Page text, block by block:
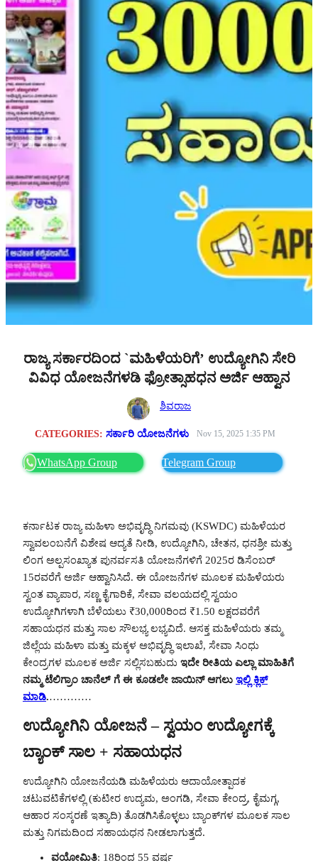
ರಾಜ್ಯ ಸರ್ಕಾರದಿಂದ `ಮಹಿಳೆಯರಿಗೆ’ ಉದ್ಯೋಗಿನಿ ಸೇರಿ
ವಿವಿಧ ಯೋಜನೆಗಳಡಿ ಫ್ರೋತ್ಸಾಹಧನ ಅರ್ಜಿ ಆಹ್ವಾನ
ಶಿವರಾಜ
CATEGORIES:ಸರ್ಕಾರಿ ಯೋಜನೆಗಳು Nov 15, 2025 1:35 PM
WhatsApp Group Telegram Group
ಕರ್ನಾಟಕ ರಾಜ್ಯ ಮಹಿಳಾ ಅಭಿವೃದ್ಧಿ ನಿಗಮವು (KSWDC) ಮಹಿಳೆಯರ
ಸ್ವಾವಲಂಬನೆಗೆ ವಿಶೇಷ ಆದ್ಯತೆ ನೀಡಿ, ಉದ್ಯೋಗಿನಿ, ಚೇತನ, ಧನಶ್ರೀ ಮತ್ತು
ಲಿಂಗ ಅಲ್ಪಸಂಖ್ಯಾತ ಪುನರ್ವಸತಿ ಯೋಜನೆಗಳಿಗೆ 2025ರ ಡಿಸೆಂಬರ್
15ರವರೆಗೆ ಅರ್ಜಿ ಆಹ್ವಾನಿಸಿದೆ. ಈ ಯೋಜನೆಗಳ ಮೂಲಕ ಮಹಿಳೆಯರು
ಸ್ವಂತ ವ್ಯಾಪಾರ, ಸಣ್ಣ ಕೈಗಾರಿಕೆ, ಸೇವಾ ವಲಯದಲ್ಲಿ ಸ್ವಯಂ
ಉದ್ಯೋಗಿಗಳಾಗಿ ಬೆಳೆಯಲು ₹30,000ರಿಂದ ₹1.50 ಲಕ್ಷದವರೆಗೆ
ಸಹಾಯಧನ ಮತ್ತು ಸಾಲ ಸೌಲಭ್ಯ ಲಭ್ಯವಿದೆ. ಆಸಕ್ತ ಮಹಿಳೆಯರು ತಮ್ಮ
ಜಿಲ್ಲೆಯ ಮಹಿಳಾ ಮತ್ತು ಮಕ್ಕಳ ಅಭಿವೃದ್ಧಿ ಇಲಾಖೆ, ಸೇವಾ ಸಿಂಧು
ಕೇಂದ್ರಗಳ ಮೂಲಕ ಅರ್ಜಿ ಸಲ್ಲಿಸಬಹುದು ಇದೇ ರೀತಿಯ ಎಲ್ಲಾ ಮಾಹಿತಿಗೆ
ನಮ್ಮ ಟೆಲಿಗ್ರಾಂ ಚಾನೆಲ್ ಗೆ ಈ ಕೂಡಲೇ ಜಾಯಿನ್ ಆಗಲು ಇಲ್ಲಿ ಕ್ಲಿಕ್
ಮಾಡಿ.…………
ಉದ್ಯೋಗಿನಿ ಯೋಜನೆ – ಸ್ವಯಂ ಉದ್ಯೋಗಕ್ಕೆ
ಬ್ಯಾಂಕ್ ಸಾಲ + ಸಹಾಯಧನ
ಉದ್ಯೋಗಿನಿ ಯೋಜನೆಯಡಿ ಮಹಿಳೆಯರು ಆದಾಯೋತ್ಪಾದಕ
ಚಟುವಟಿಕೆಗಳಲ್ಲಿ (ಕುಟೀರ ಉದ್ಯಮ, ಅಂಗಡಿ, ಸೇವಾ ಕೇಂದ್ರ, ಕೈಮಗ್ಗ,
ಆಹಾರ ಸಂಸ್ಕರಣೆ ಇತ್ಯಾದಿ) ತೊಡಗಿಸಿಕೊಳ್ಳಲು ಬ್ಯಾಂಕ್‌ಗಳ ಮೂಲಕ ಸಾಲ
ಮತ್ತು ನಿಗಮದಿಂದ ಸಹಾಯಧನ ನೀಡಲಾಗುತ್ತದೆ.
ವಯೋಮಿತಿ: 18ರಿಂದ 55 ವರ್ಷ